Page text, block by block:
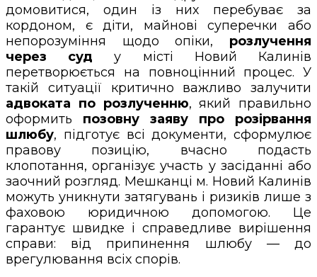
домовитися, один із них перебуває за
кордоном, є діти, майнові суперечки або
непорозуміння щодо опіки, розлучення
через суд у місті Новий Калинів
перетворюється на повноцінний процес. У
такій ситуації критично важливо залучити
адвоката по розлученню, який правильно
оформить позовну заяву про розірвання
шлюбу, підготує всі документи, сформулює
правову позицію, вчасно подасть
клопотання, організує участь у засіданні або
заочний розгляд. Мешканці м. Новий Калинів
можуть уникнути затягувань і ризиків лише з
фаховою юридичною допомогою. Це
гарантує швидке і справедливе вирішення
справи: від припинення шлюбу — до
врегулювання всіх спорів.